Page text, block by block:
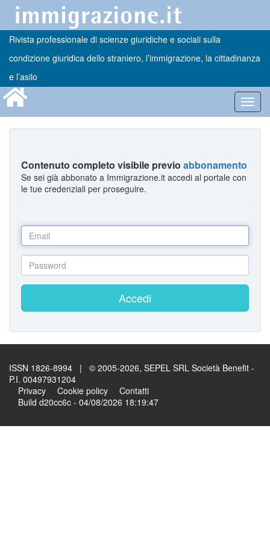
Rivista professionale di scienze giuridiche e sociali sulla
condizione giuridica dello straniero, l’immigrazione, la cittadinanza
e l’asilo
Contenuto completo visibile previo abbonamento
Se sei già abbonato a Immigrazione.it accedi al portale con
le tue credenziali per proseguire.
Accedi
ISSN 1826-8994 | © 2005-2026, SEPEL SRL Società Benefit -
P.I. 00497931204
Privacy
Cookie policy
Contatti
Build d20cc6c - 04/08/2026 18:19:47